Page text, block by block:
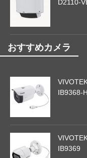
D2110-
おすすめカメラ
IB9368-
IB9369